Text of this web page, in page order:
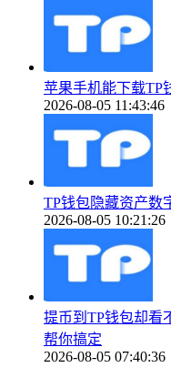
苹果手机能下载TP
2026-08-05 11:43:46
TP钱包隐藏资产数
2026-08-05 10:21:26
提币到TP钱包却看
帮你搞定
2026-08-05 07:40:36